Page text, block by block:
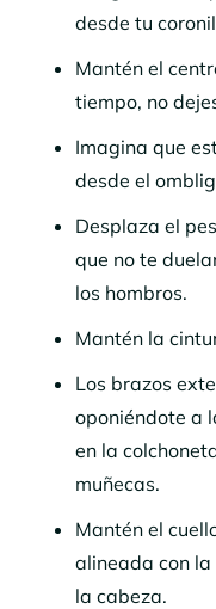
desde tu
Mantén el
tiempo, no
Imagina que
desde el
Desplaza el
que no te
los hombros.
Mantén la
Los brazos
oponiéndote a
en la
muñecas.
Mantén el
alineada con
la cabeza.